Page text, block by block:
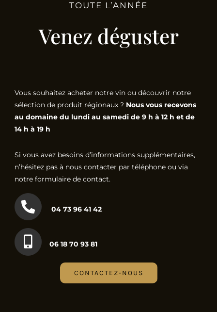
TOUTE L’ANNÉE
Venez déguster
Vous souhaitez acheter notre vin ou découvrir notre
sélection de produit régionaux ? Nous vous recevons
au domaine du lundi au samedi de 9 h à 12 h et de
14 h à 19 h
Si vous avez besoins d’informations supplémentaires,
n’hésitez pas à nous contacter par téléphone ou via
notre formulaire de contact.
04 73 96 41 42
06 18 70 93 81
CONTACTEZ-NOUS